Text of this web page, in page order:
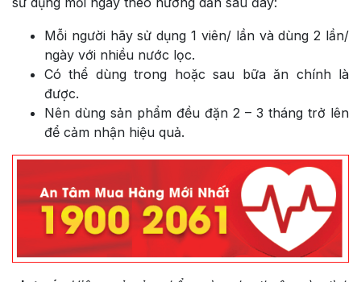
Mỗi người hãy sử dụng 1 viên/ lần và dùng 2 lần/
ngày với nhiều nước lọc.
Có thể dùng trong hoặc sau bữa ăn chính là
được.
Nên dùng sản phẩm đều đặn 2 – 3 tháng trở lên
để cảm nhận hiệu quả.